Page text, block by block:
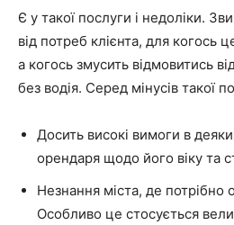
Є у такої послуги і недоліки.
від потреб клієнта, для когось
а когось змусить відмовитись
без водія. Серед мінусів такої
Досить високі вимоги в
орендаря щодо його віку та
Незнання міста, де потрібно
Особливо це стосується